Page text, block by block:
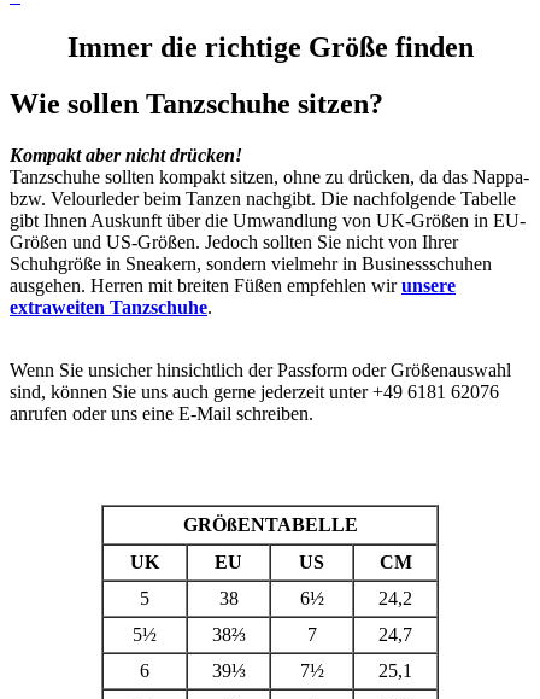
Immer die richtige Größe finden
Wie sollen Tanzschuhe sitzen?
Kompakt aber nicht drücken!
Tanzschuhe sollten kompakt sitzen, ohne zu drücken, da das Nappa-
bzw. Velourleder beim Tanzen nachgibt. Die nachfolgende Tabelle
gibt Ihnen Auskunft über die Umwandlung von UK-Größen in EU-
Größen und US-Größen. Jedoch sollten Sie nicht von Ihrer
Schuhgröße in Sneakern, sondern vielmehr in Businessschuhen
ausgehen. Herren mit breiten Füßen empfehlen wirunsere
extraweiten Tanzschuhe.
Wenn Sie unsicher hinsichtlich der Passform oder Größenauswahl
sind, können Sie uns auch gerne jederzeit unter +49 6181 62076
anrufen oder uns eine E-Mail schreiben.
GRÖßENTABELLE
UK
EU US
CM
5
38 6½
24,2
5½
38⅔ 7
24,7
6
39⅓ 7½
25,1